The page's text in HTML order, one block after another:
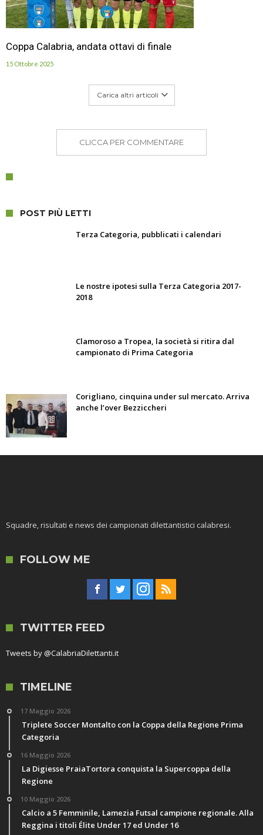
Coppa Calabria, andata ottavi di finale
15 Ottobre 2025
Carica altri articoli
CLICCA PER COMMENTARE
POST PIÙ LETTI
Terza Categoria, pubblicati i calendari
Le nostre ipotesi sulla Terza Categoria 2017-
2018
Clamoroso a Tropea, la società si ritira dal
campionato di Prima Categoria
Corigliano, cinquina under sul mercato. Arriva
anche l’over Bezziccheri
Squadre, risultati e news dei campionati dilettantistici calabresi.
FOLLOW ME
TWITTER FEED
Tweets by @CalabriaDilettanti.it
TIMELINE
17 Maggio 2026
Triplete Soccer Montalto con la Coppa della Regione Prima
Categoria
16 Maggio 2026
La Digiesse PraiaTortora conquista la Supercoppa della
Regione
10 Maggio 2026
Calcio a 5 Femminile, Lamezia Futsal campione regionale. Alla
Reggina i titoli Élite Under 17 ed Under 16